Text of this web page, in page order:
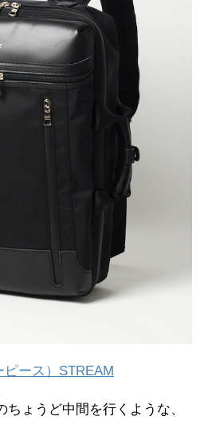
ース）STREAM
ょうど中間を行くような、